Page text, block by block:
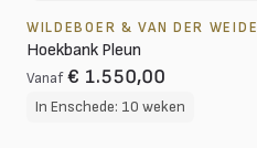
WILDEBOER & VAN DER WEIDE
Hoekbank Pleun
Vanaf € 1.550,00
In Enschede: 10 weken